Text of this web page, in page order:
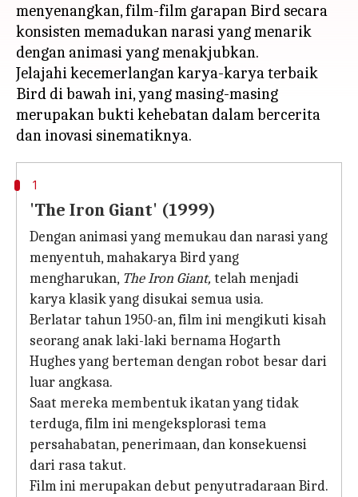
menyenangkan, film-film garapan Bird secara
konsisten memadukan narasi yang menarik
dengan animasi yang menakjubkan.
Jelajahi kecemerlangan karya-karya terbaik
Bird di bawah ini, yang masing-masing
merupakan bukti kehebatan dalam bercerita
1
'The Iron Giant' (1999)
Dengan animasi yang memukau dan narasi yang
menyentuh, mahakarya Bird yang
mengharukan, The Iron Giant, telah menjadi
karya klasik yang disukai semua usia.
Berlatar tahun 1950-an, film ini mengikuti kisah
seorang anak laki-laki bernama Hogarth
Hughes yang berteman dengan robot besar dari
luar angkasa.
Saat mereka membentuk ikatan yang tidak
terduga, film ini mengeksplorasi tema
persahabatan, penerimaan, dan konsekuensi
dari rasa takut.
Film ini merupakan debut penyutradaraan Bird.